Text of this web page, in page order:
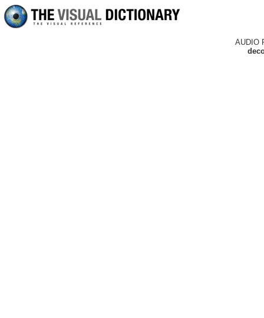
AUDIO